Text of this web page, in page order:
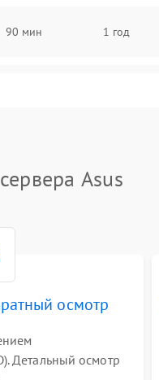
90 мин 1 год
Asus
осмотр
Детальный осмотр